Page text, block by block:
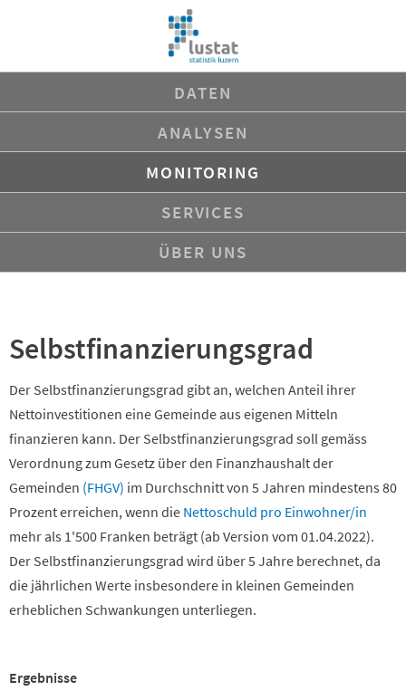
DATEN
ANALYSEN
MONITORING
SERVICES
ÜBER UNS
Selbstfinanzierungsgrad
Der Selbstfinanzierungsgrad gibt an, welchen Anteil ihrer
Nettoinvestitionen eine Gemeinde aus eigenen Mitteln
finanzieren kann. Der Selbstfinanzierungsgrad soll gemäss
Verordnung zum Gesetz über den Finanzhaushalt der
Gemeinden (FHGV) im Durchschnitt von 5 Jahren mindestens 80
Prozent erreichen, wenn die Nettoschuld pro Einwohner/in
mehr als 1'500 Franken beträgt (ab Version vom 01.04.2022).
Der Selbstfinanzierungsgrad wird über 5 Jahre berechnet, da
die jährlichen Werte insbesondere in kleinen Gemeinden
erheblichen Schwankungen unterliegen.
Ergebnisse